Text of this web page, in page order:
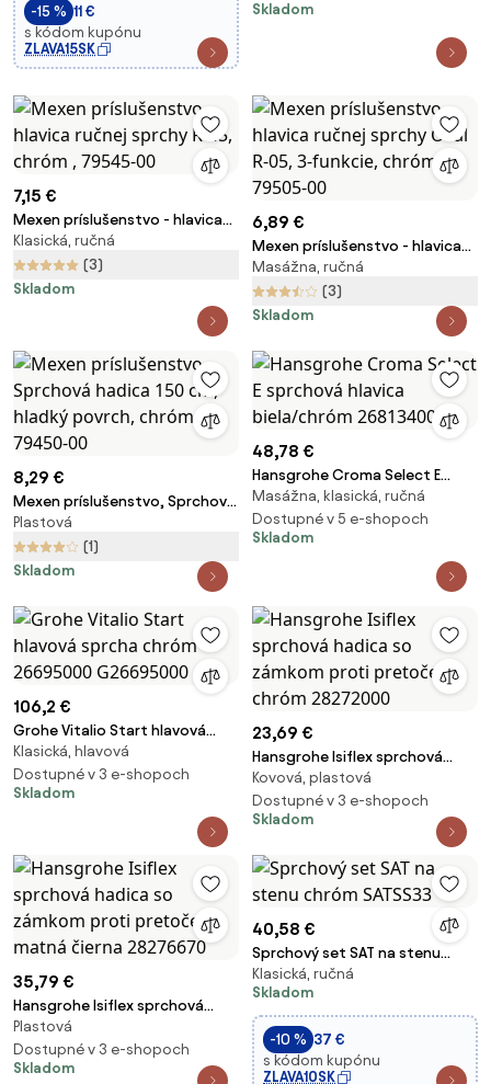
-15 % 11 €
s kódom kupónu
ZLAVA15SK
Skladom
7,15 €
Mexen príslušenstvo - hlavica
ručnej sprchy R-45, chróm ,
79545-00
Klasická, ručná
(3)
Skladom
6,89 €
Mexen príslušenstvo - hlavica
ručnej sprchy Oval R-05, 3-
funkcie, chróm, 79505-00
Masážna, ručná
(3)
Skladom
8,29 €
Mexen príslušenstvo, Sprchová
hadica 150 cm, hladký povrch,
chróm, 79450-00
Plastová
(1)
Skladom
48,78 €
Hansgrohe Croma Select E
sprchová hlavica biela/chróm
26813400
Masážna, klasická, ručná
Dostupné v 5 e-shopoch
Skladom
106,2 €
Grohe Vitalio Start hlavová
sprcha chróm 26695000
G26695000
Klasická, hlavová
Dostupné v 3 e-shopoch
Skladom
23,69 €
Hansgrohe Isiflex sprchová
hadica so zámkom proti
pretočeniu chróm 28272000
Kovová, plastová
Dostupné v 3 e-shopoch
Skladom
35,79 €
Hansgrohe Isiflex sprchová
hadica so zámkom proti
pretočeniu matná čierna
28276670
Plastová
Dostupné v 3 e-shopoch
Skladom
40,58 €
Sprchový set SAT na stenu
chróm SATSS33
Klasická, ručná
Skladom
-10 % 37 €
s kódom kupónu
ZLAVA10SK